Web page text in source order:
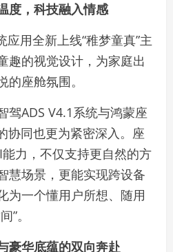
度，科技融入情感
应用全新上线“稚梦童真”主
趣的视觉设计，为家庭出
座舱氛围。
驾ADS V4.1系统与鸿蒙座
协同也更为紧密深入。座
力，不仅支持更自然的方
慧场景，更能实现跨设备
为一个懂用户所想、随用
”。
豪华底蕴的双向奔赴